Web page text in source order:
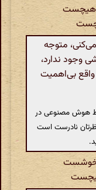
هیچست
متوجه
وجود ندارد،
واقع بی‌اهمیت
هوش مصنوعی در
نادرست است
خوشست